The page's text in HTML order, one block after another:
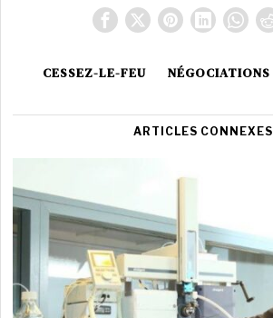
CESSEZ-LE-FEU NÉGOCIATIONS
ARTICLES CONNEXES